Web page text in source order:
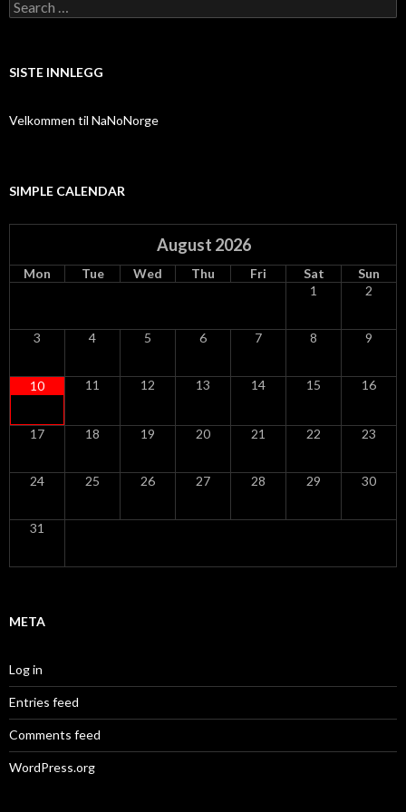
Search
for:
SISTE INNLEGG
Velkommen til NaNoNorge
SIMPLE CALENDAR
August 2026
Mon Tue Wed Thu Fri Sat
Sun
1
2
3 4 5 6 7 8 9
10 11 12 13 14 15 16
17 18 19 20 21 22 23
24 25 26 27 28 29 30
31
META
Log in
Entries feed
Comments feed
WordPress.org